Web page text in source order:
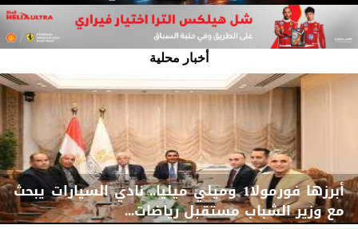
أخبار محلية
أبرزها فورمولا1 وميلي ميليا.. نادي السيارات يبحث
مع وزير الشباب مستقبل ‏‏‏رياضات...